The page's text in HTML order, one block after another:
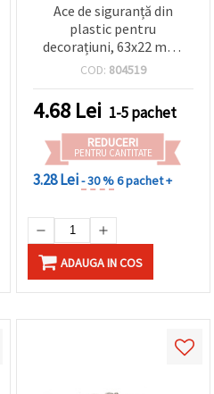
Ace de siguranță din
plastic pentru
decorațiuni, 63x22 mm,
roz - set 4 buc.
COD: 804519
4.68 Lei 1-5 pachet
REDUCERI
PENTRU CANTITATE
3.28 Lei- 30 %6 pachet +
ADAUGA IN COS